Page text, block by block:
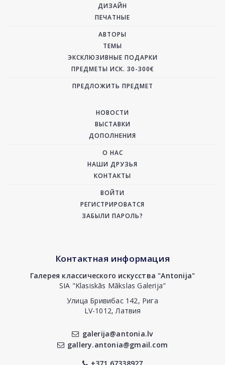
ДИЗАЙН
ПЕЧАТНЫЕ
АВТОРЫ
ТЕМЫ
ЭКСКЛЮЗИВНЫЕ ПОДАРКИ
ПРЕДМЕТЫ ИСК. 30-300€
ПРЕДЛОЖИТЬ ПРЕДМЕТ
НОВОСТИ
ВЫСТАВКИ
ДОПОЛНЕНИЯ
О НАС
НАШИ ДРУЗЬЯ
КОНТАКТЫ
ВОЙТИ
РЕГИСТРИРОВАТСЯ
ЗАБЫЛИ ПАРОЛЬ?
Контактная информация
Галерея классического искусства "Antonija"
SIA "Klasiskās Mākslas Galerija"
Улица Бривибас 142, Рига
LV-1012, Латвия
galerija@antonia.lv
gallery.antonia@gmail.com